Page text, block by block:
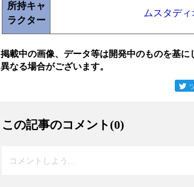
所持キャ
ラクター
ムスタディ
掲載中の画像、データ等は開発中のものを基に
異なる場合がございます。
この記事のコメント(0)
コメントしよう...